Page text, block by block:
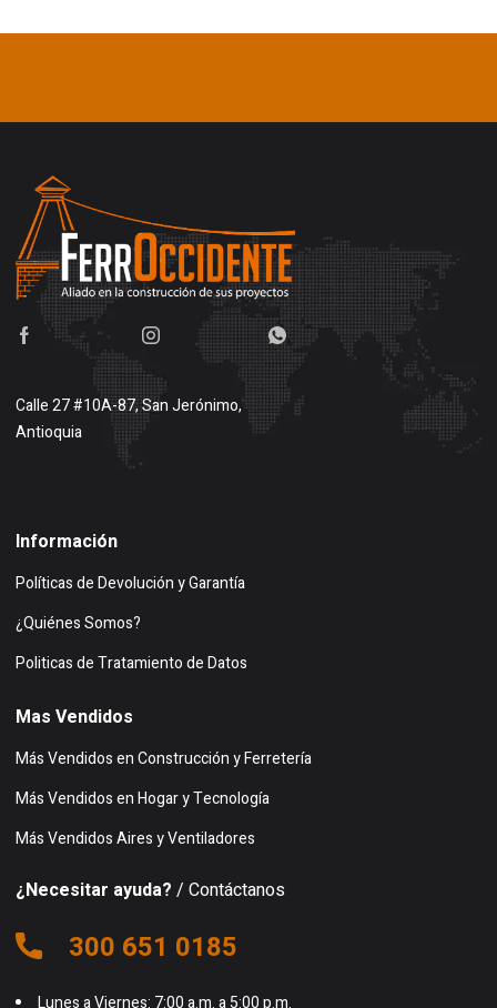
Calle 27 #10A-87, San Jerónimo,
Antioquia
Información
Políticas de Devolución y Garantía
¿Quiénes Somos?
Politicas de Tratamiento de Datos
Mas Vendidos
Más Vendidos en Construcción y Ferretería
Más Vendidos en Hogar y Tecnología
Más Vendidos Aires y Ventiladores
¿Necesitar ayuda? / Contáctanos
300 651 0185
Lunes a Viernes: 7:00 a.m. a 5:00 p.m.